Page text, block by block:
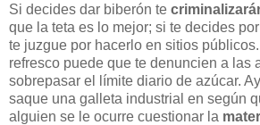
Si decides dar biberón te
que la teta es lo mejor; si te decides
te juzgue por hacerlo en sitios
refresco puede que te denuncien a las
sobrepasar el límite diario de azúcar.
saque una galleta industrial en según
alguien se le ocurre cuestionar la